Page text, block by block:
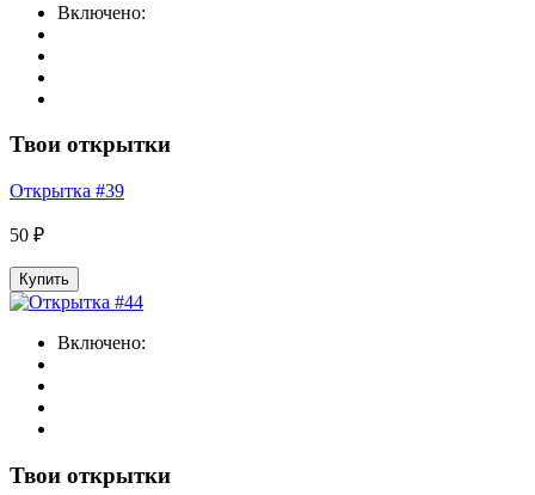
Включено:
Твои открытки
Открытка #39
50 ₽
Купить
Включено:
Твои открытки